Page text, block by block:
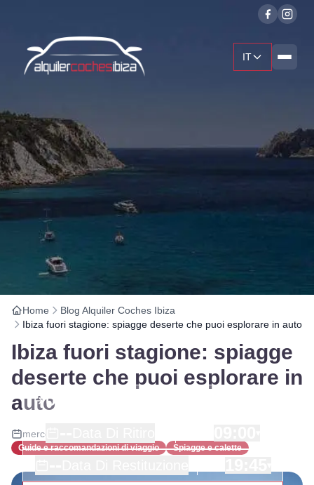
IT
Home
Blog Alquiler Coches Ibiza
Ibiza fuori stagione: spiagge deserte che puoi esplorare in auto
Ibiza fuori stagione: spiagge
deserte che puoi esplorare in
auto
mercoledì 7 gennaio 2026
Guide e raccomandazioni di viaggio Spiagge e calette